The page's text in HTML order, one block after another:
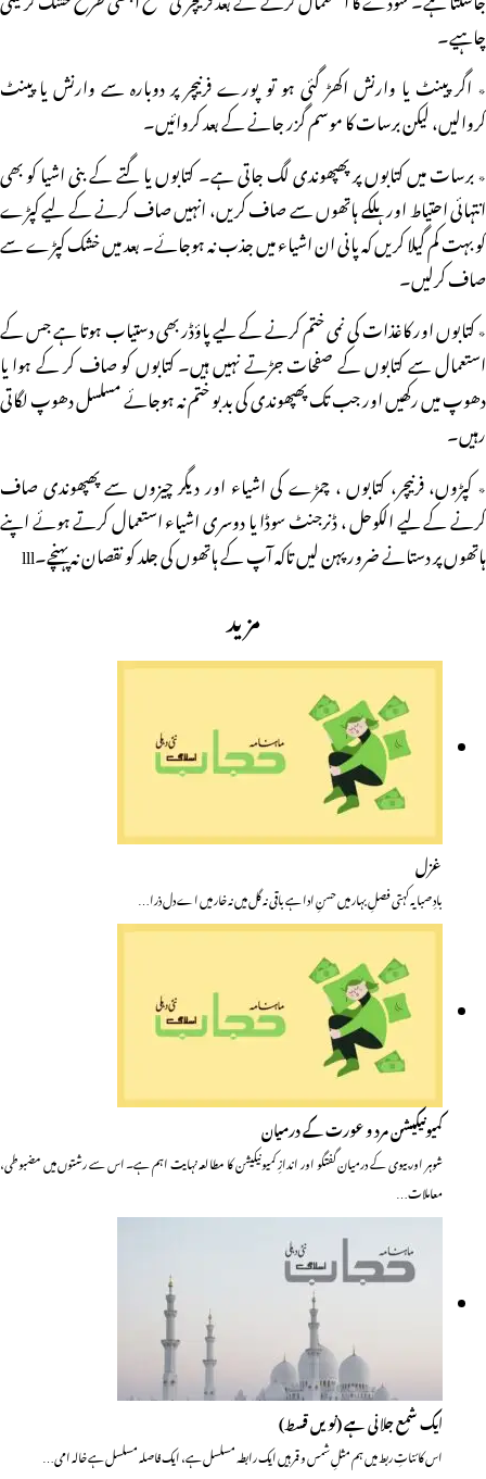
چاہیے۔
٭ اگر پینٹ یا وارنش اکھڑ گئی ہو تو پورے فرنیچر پر دوبارہ سے وارنش یا پینٹ
کروالیں، لیکن برسات کا موسم گزر جانے کے بعد کروائیں۔
٭ برسات میں کتابوں پر پھپھوندی لگ جاتی ہے۔ کتابوں یا گتے کے بنی اشیا کو بھی
انتہائی احتیاط اور ہلکے ہاتھوں سے صاف کریں، انہیں صاف کرنے کے لیے کپڑے
کو بہت کم گیلا کریں کہ پانی ان اشیاء میں جذب نہ ہوجائے۔ بعد میں خشک کپڑے سے
صاف کرلیں۔
٭ کتابوں اور کاغذات کی نمی ختم کرنے کے لیے پاؤڈر بھی دستیاب ہوتا ہے جس کے
استعمال سے کتابوں کے صفحات جڑتے نہیں ہیں۔ کتابوں کو صاف کر کے ہوا یا
دھوپ میں رکھیں اور جب تک پھپھوندی کی بدبو ختم نہ ہوجائے مسلسل دھوپ لگاتی
رہیں۔
٭ کپڑوں، فرنیچر، کتابوں ، چمڑے کی اشیاء اور دیگر چیزوں سے پھپھوندی صاف
کرنے کے لیے الکوحل ، ڈنرجنٹ سوڈا یا دوسری اشیاء استعمال کرتے ہوئے اپنے
ہاتھوں پر دستانے ضرور پہن لیں تاکہ آپ کے ہاتھوں کی جلد کو نقصان نہ پہنچے۔lll
مزید
غزل
بادِ صبا یہ کہتی فصلِ بہار میں حسنِ ادا ہے باقی نہ گل میں نہ خار میں اے دل ذرا…
کمیونیکیشن مرد و عورت کے درمیان
شوہر اور بیوی کے درمیان گفتگو اور اندازِ کمیونیکیشن کا مطالعہ نہایت اہم ہے۔ اس سے رشتوں میں مضبوطی،
معاملات…
ایک شمع جلانی ہے (نویں قسط)
اس کائناتِ ربط میں ہم مثلِ شمس و قمر ہیں ایک رابطہ مسلسل ہے، ایک فاصلہ مسلسل ہے خالہ امی…